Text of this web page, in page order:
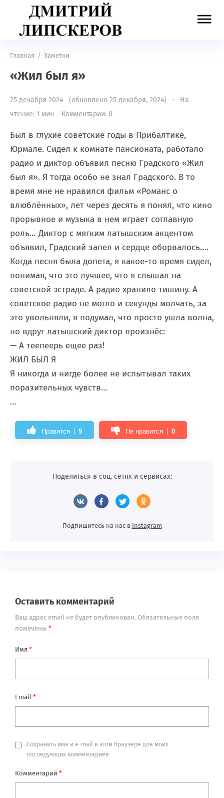
Главная / Заметки
«Жил был я»
25 декабря 2024 (обновлено 25 декабря, 2024) · На
чтение: 1 мин
Комментарии: 0
Был в глухие советские годы в Прибалтике,
Юрмале. Сидел к комнате пансионата, работало
радио и диктор объявил песню Градского «Жил
был я». Я тогда особо не знал Градского. В то
время мне не нравился фильм «Романс о
влюблённых», лет через десять я понял, что кино
прорывное и музыка в нем играет соглавную
роль… Диктор с мягким латышским акцентом
объявил, Градский запел и сердце оборвалось….
Когда песня была допета, я какое-то время сидел,
понимая, что это лучшее, что я слышал на
советской эстраде. А радио хранило тишину. А
советское радио не могло и секунды молчать, за
это увольняли, я подумал, что просто ушла волна,
но вдруг латышский диктор произнёс:
— А теепеерь ещее раз!
ЖИЛ БЫЛ Я
Я никогда и нигде более не испытывал таких
поразительных чувств…
…
Нравится 9 Не нравится 0
Поделиться в соц. сетях и сервисах:
Подпишитесь на нас в Instagram
Оставить комментарий
Ваш адрес email не будет опубликован. Обязательные поля
помечены *
Имя *
Email *
Сохранить имя и e-mail в этом браузере для моих
последующих комментариев
Комментарий *